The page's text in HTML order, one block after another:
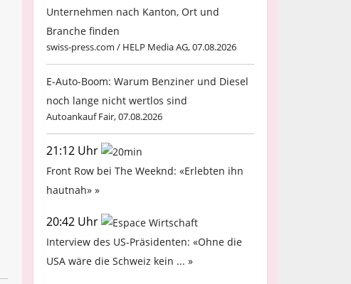
Unternehmen nach Kanton, Ort und
Branche finden
swiss-press.com / HELP Media AG, 07.08.2026
E-Auto-Boom: Warum Benziner und Diesel
noch lange nicht wertlos sind
Autoankauf Fair, 07.08.2026
21:12 Uhr
Front Row bei The Weeknd: «Erlebten ihn
hautnah» »
20:42 Uhr
Interview des US-Präsidenten: «Ohne die
USA wäre die Schweiz kein ... »